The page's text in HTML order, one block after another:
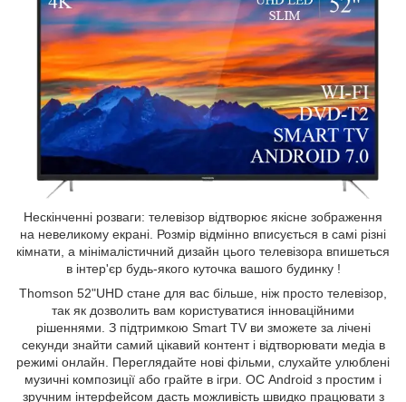
Нескінченні розваги: телевізор відтворює якісне зображення
на невеликому екрані. Розмір відмінно вписується в самі різні
кімнати, а мінімалістичний дизайн цього телевізора впишеться
в інтер'єр будь-якого куточка вашого будинку !
Thomson 52"UHD стане для вас більше, ніж просто телевізор,
так як дозволить вам користуватися інноваційними
рішеннями. З підтримкою Smart TV ви зможете за лічені
секунди знайти самий цікавий контент і відтворювати медіа в
режимі онлайн. Переглядайте нові фільми, слухайте улюблені
музичні композиції або грайте в ігри. ОС Android з простим і
зручним інтерфейсом дасть можливість швидко працювати з